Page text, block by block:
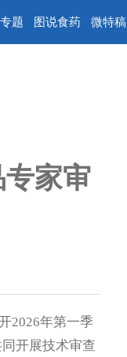
专题 图说食药 微特稿
专家审
2026年第一季
开展技术审查